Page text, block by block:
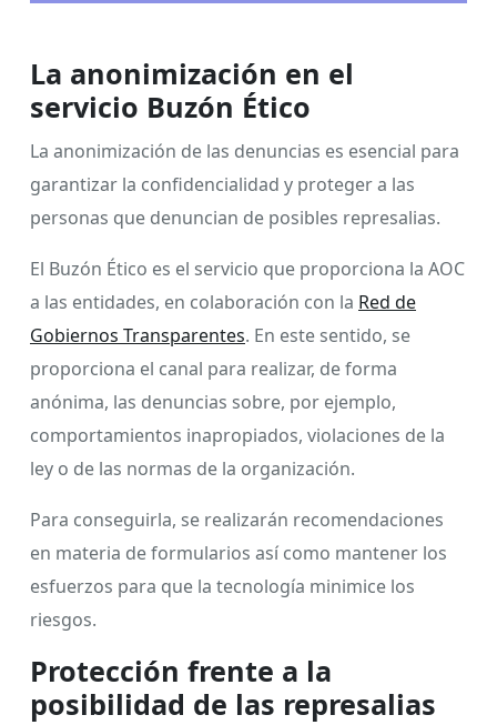
La anonimización en el
servicio Buzón Ético
La anonimización de las denuncias es esencial para
garantizar la confidencialidad y proteger a las
personas que denuncian de posibles represalias.
El Buzón Ético es el servicio que proporciona la AOC
a las entidades, en colaboración con la Red de
Gobiernos Transparentes. En este sentido, se
proporciona el canal para realizar, de forma
anónima, las denuncias sobre, por ejemplo,
comportamientos inapropiados, violaciones de la
ley o de las normas de la organización.
Para conseguirla, se realizarán recomendaciones
en materia de formularios así como mantener los
esfuerzos para que la tecnología minimice los
riesgos.
Protección frente a la
posibilidad de las represalias